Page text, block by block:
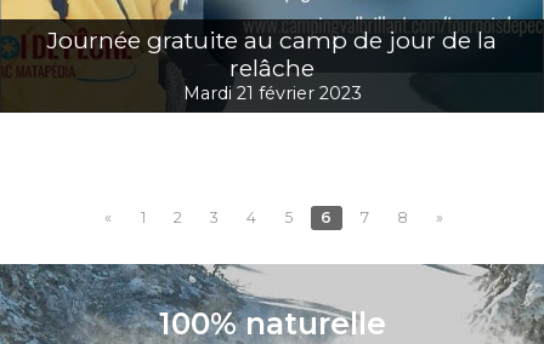
Journée gratuite au camp de jour de la
relâche
Mardi 21 février 2023
« 1 2 3 4 5 6 7 8 »
100% naturelle